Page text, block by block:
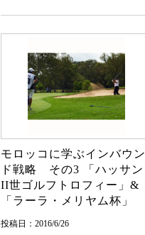
モロッコに学ぶインバウン
ド戦略 その3 「ハッサン
II世ゴルフトロフィー」&
「ラーラ・メリヤム杯」
投稿日：2016/6/26